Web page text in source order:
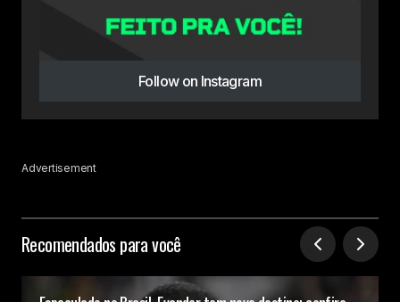
Follow on Instagram
Advertisement
Recomendados para você